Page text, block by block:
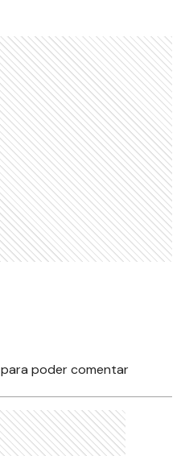
para poder comentar